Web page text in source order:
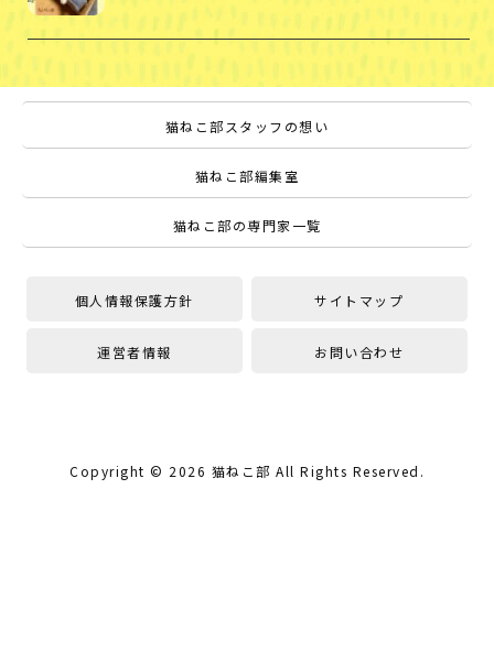
猫ねこ部スタッフの想い
猫ねこ部編集室
猫ねこ部の専門家一覧
個人情報保護方針 サイトマップ
運営者情報 お問い合わせ
Copyright © 2026 猫ねこ部 All Rights Reserved.